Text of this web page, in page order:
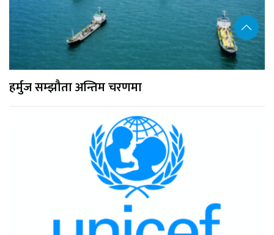
हर्मुज सम्झौता अन्तिम चरणमा